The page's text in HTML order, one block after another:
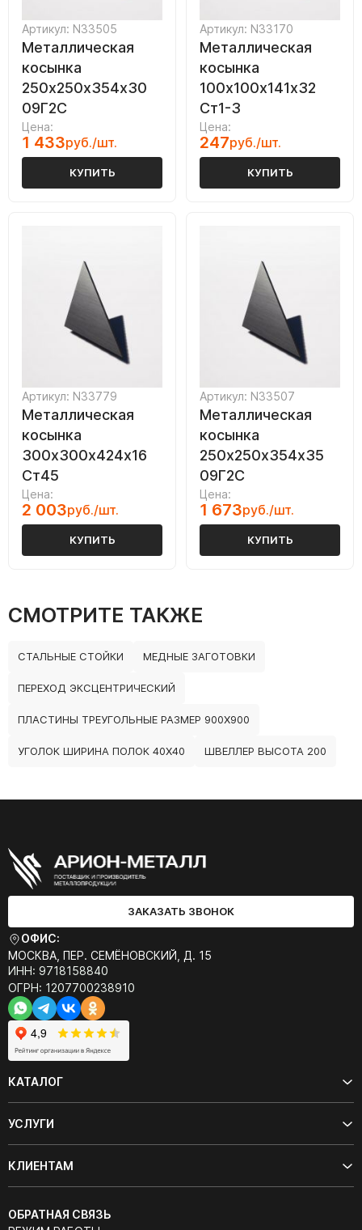
Артикул: N33505
Металлическая
косынка
250х250х354х30
09Г2С
Цена:
1 433руб./шт.
КУПИТЬ
Артикул: N33170
Металлическая
косынка
100х100х141х32
Ст1-3
Цена:
247руб./шт.
КУПИТЬ
Артикул: N33779
Металлическая
косынка
300х300х424х16
Ст45
Цена:
2 003руб./шт.
КУПИТЬ
Артикул: N33507
Металлическая
косынка
250х250х354х35
09Г2С
Цена:
1 673руб./шт.
КУПИТЬ
СМОТРИТЕ ТАКЖЕ
СТАЛЬНЫЕ СТОЙКИ МЕДНЫЕ ЗАГОТОВКИ
ПЕРЕХОД ЭКСЦЕНТРИЧЕСКИЙ
ПЛАСТИНЫ ТРЕУГОЛЬНЫЕ РАЗМЕР 900Х900
УГОЛОК ШИРИНА ПОЛОК 40Х40 ШВЕЛЛЕР ВЫСОТА 200
ЗАКАЗАТЬ ЗВОНОК
ОФИС:
МОСКВА, ПЕР. СЕМЁНОВСКИЙ, Д. 15
ИНН: 9718158840
ОГРН: 1207700238910
КАТАЛОГ
УСЛУГИ
КЛИЕНТАМ
ОБРАТНАЯ СВЯЗЬ